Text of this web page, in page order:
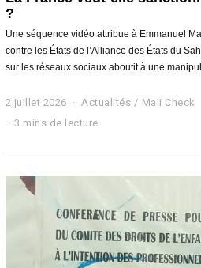
?
Une séquence vidéo attribue à Emmanuel
contre les États de l’Alliance des États du
sur les réseaux sociaux aboutit à une
2 juillet 2026
u
l
2
0
2
6
Actualités / Mali Check
3 mins de lecture